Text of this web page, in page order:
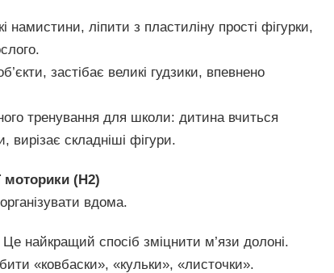
ліпити з пластиліну прості фігурки,
застібає великі гудзики, впевнено
тренування для школи: дитина вчиться
складніші фігури.
моторики (H2)
вдома.
Це найкращий спосіб зміцнити м’язи долоні.
«ковбаски», «кульки», «листочки».